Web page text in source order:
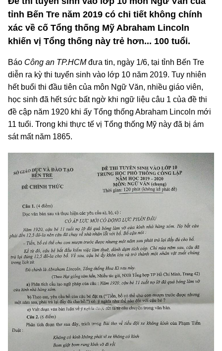
tỉnh Bến Tre năm 2019 có chi tiết không chính
xác về cố Tổng thống Mỹ Abraham Lincoln
khiến vị Tổng thống này trẻ hơn... 100 tuổi.
Báo Công an TP.HCMđưa tin, ngày 1/6, tại tỉnh Bến Tre
diễn ra kỳ thi tuyển sinh vào lớp 10 năm 2019. Tuy nhiên
hết buổi thi đầu tiên của môn Ngữ Văn, nhiều giáo viên,
học sinh đã hết sức bất ngờ khi ngữ liệu câu 1 của đề thi
đề cập năm 1920 khi ấy Tổng thống Abraham Lincoln mới
11 tuổi. Trong khi thực tế vị Tổng thống Mỹ này đã bị ám
sát mất năm 1865.